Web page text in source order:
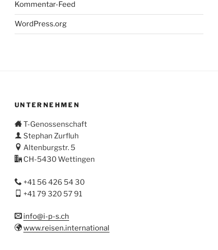
Kommentar-Feed
WordPress.org
UNTERNEHMEN
T-Genossenschaft
Stephan Zurfluh
Altenburgstr. 5
CH-5430 Wettingen
+41 56 426 54 30
+41 79 320 57 91
info@i-p-s.ch
www.reisen.international